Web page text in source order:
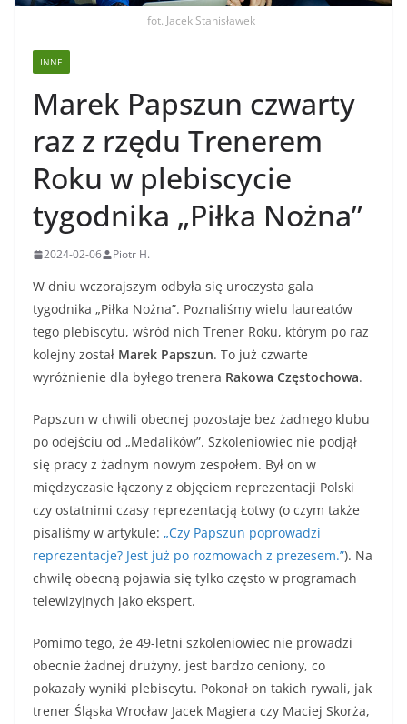
fot. Jacek Stanisławek
INNE
Marek Papszun czwarty
raz z rzędu Trenerem
Roku w plebiscycie
tygodnika „Piłka Nożna”
2024-02-06 Piotr H.
W dniu wczorajszym odbyła się uroczysta gala
tygodnika „Piłka Nożna”. Poznaliśmy wielu laureatów
tego plebiscytu, wśród nich Trener Roku, którym po raz
kolejny został Marek Papszun. To już czwarte
wyróżnienie dla byłego trenera Rakowa Częstochowa.
Papszun w chwili obecnej pozostaje bez żadnego klubu
po odejściu od „Medalików”. Szkoleniowiec nie podjął
się pracy z żadnym nowym zespołem. Był on w
międzyczasie łączony z objęciem reprezentacji Polski
czy ostatnimi czasy reprezentacją Łotwy (o czym także
pisaliśmy w artykule: „Czy Papszun poprowadzi
reprezentacje? Jest już po rozmowach z prezesem.”). Na
chwilę obecną pojawia się tylko często w programach
telewizyjnych jako ekspert.
Pomimo tego, że 49-letni szkoleniowiec nie prowadzi
obecnie żadnej drużyny, jest bardzo ceniony, co
pokazały wyniki plebiscytu. Pokonał on takich rywali, jak
trener Śląska Wrocław Jacek Magiera czy Maciej Skorża,